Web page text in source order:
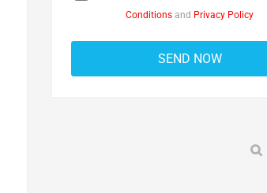
Conditions and Privacy Policy